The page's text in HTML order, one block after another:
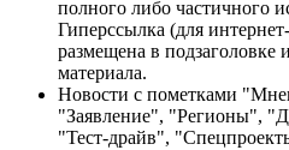
полного либо частичного
Гиперссылка (для
размещена в подзаголовке
материала.
Новости с пометками
"Заявление", "Регионы",
"Тест-драйв",